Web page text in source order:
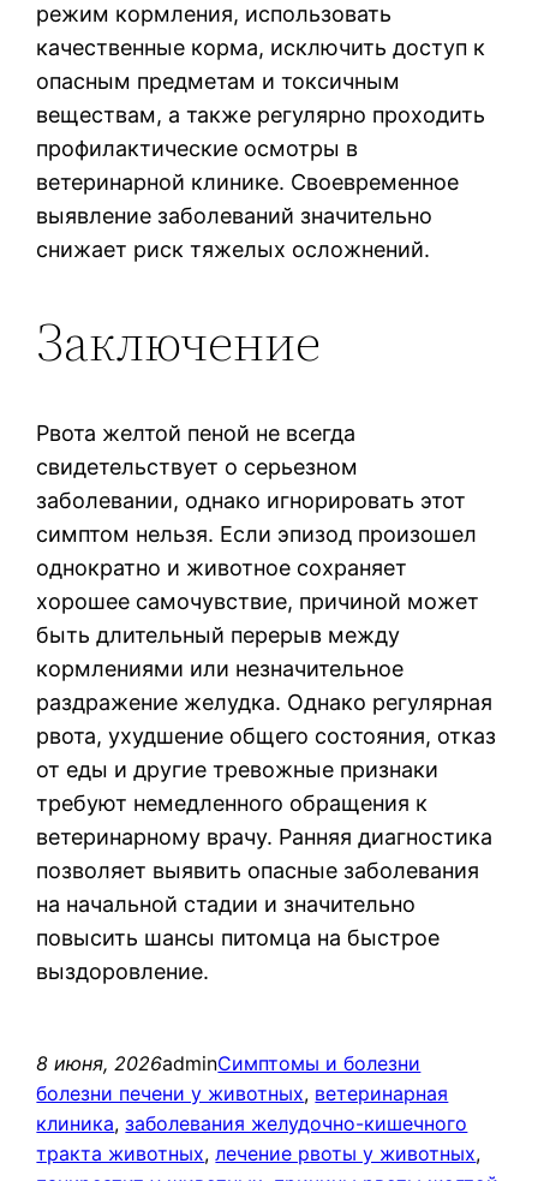
режим кормления, использовать
качественные корма, исключить доступ к
опасным предметам и токсичным
веществам, а также регулярно проходить
профилактические осмотры в
ветеринарной клинике. Своевременное
выявление заболеваний значительно
снижает риск тяжелых осложнений.
Заключение
Рвота желтой пеной не всегда
свидетельствует о серьезном
заболевании, однако игнорировать этот
симптом нельзя. Если эпизод произошел
однократно и животное сохраняет
хорошее самочувствие, причиной может
быть длительный перерыв между
кормлениями или незначительное
раздражение желудка. Однако регулярная
рвота, ухудшение общего состояния, отказ
от еды и другие тревожные признаки
требуют немедленного обращения к
ветеринарному врачу. Ранняя диагностика
позволяет выявить опасные заболевания
на начальной стадии и значительно
повысить шансы питомца на быстрое
выздоровление.
8 июня, 2026adminСимптомы и болезни
болезни печени у животных, ветеринарная
клиника, заболевания желудочно-кишечного
тракта животных, лечение рвоты у животных